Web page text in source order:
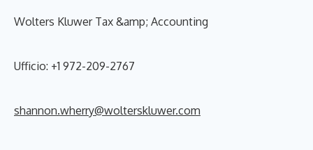
Wolters Kluwer Tax &amp; Accounting
Ufficio: +1 972-209-2767
shannon.wherry@wolterskluwer.com